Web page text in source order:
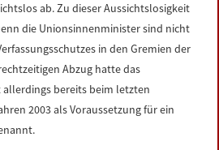
ab. Zu dieser Aussichtslosigkeit
die Unionsinnenminister sind nicht
in den Gremien der
Abzug hatte das
allerdings bereits beim letzten
2003 als Voraussetzung für ein